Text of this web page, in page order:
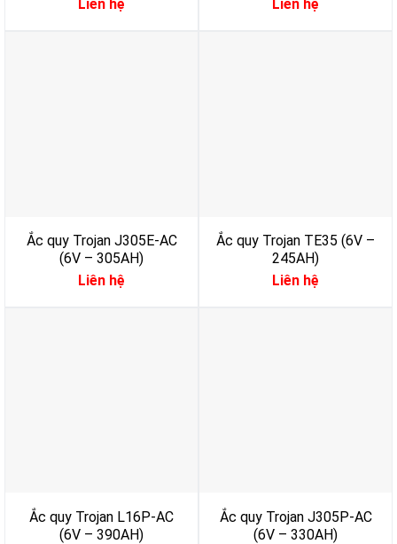
Liên hệ Liên hệ
Ắc quy Trojan J305E-AC
(6V – 305AH)
Liên hệ
Ắc quy Trojan TE35 (6V –
245AH)
Liên hệ
Ắc quy Trojan L16P-AC
(6V – 390AH)
Ắc quy Trojan J305P-AC
(6V – 330AH)